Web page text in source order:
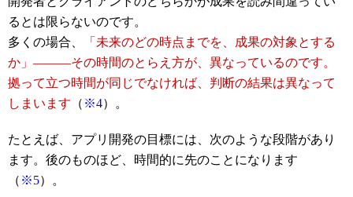
るとは限らないのです。
多くの場合、
「未来のどの時点までを、成果の対象とする
か」―――その時間のとらえ方が、異なっているのです。
拠って立つ時間が同じでなければ、判断の結果は異なって
しまいます （ ※4）。
たとえば、アプリ開発の目標には、次のような段階があり
ます。後のものほど、時間的に先のことになります
（ ※5）。